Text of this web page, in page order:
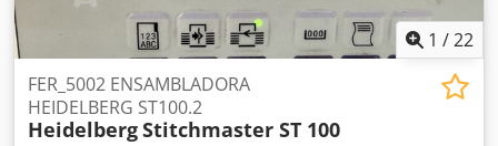
1 /22
FER_5002 ENSAMBLADORA
HEIDELBERG ST100.2
HeidelbergStitchmaster ST 100